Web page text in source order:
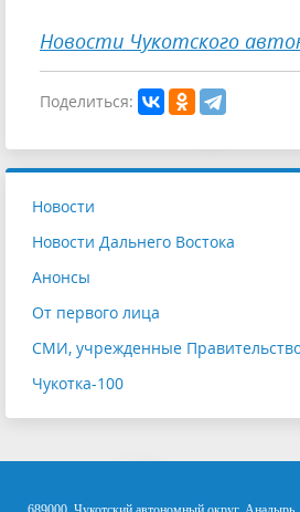
Новости Чукотского
Поделиться:
Новости
Новости Дальнего Востока
Анонсы
От первого лица
СМИ, учрежденные
Чукотка-100